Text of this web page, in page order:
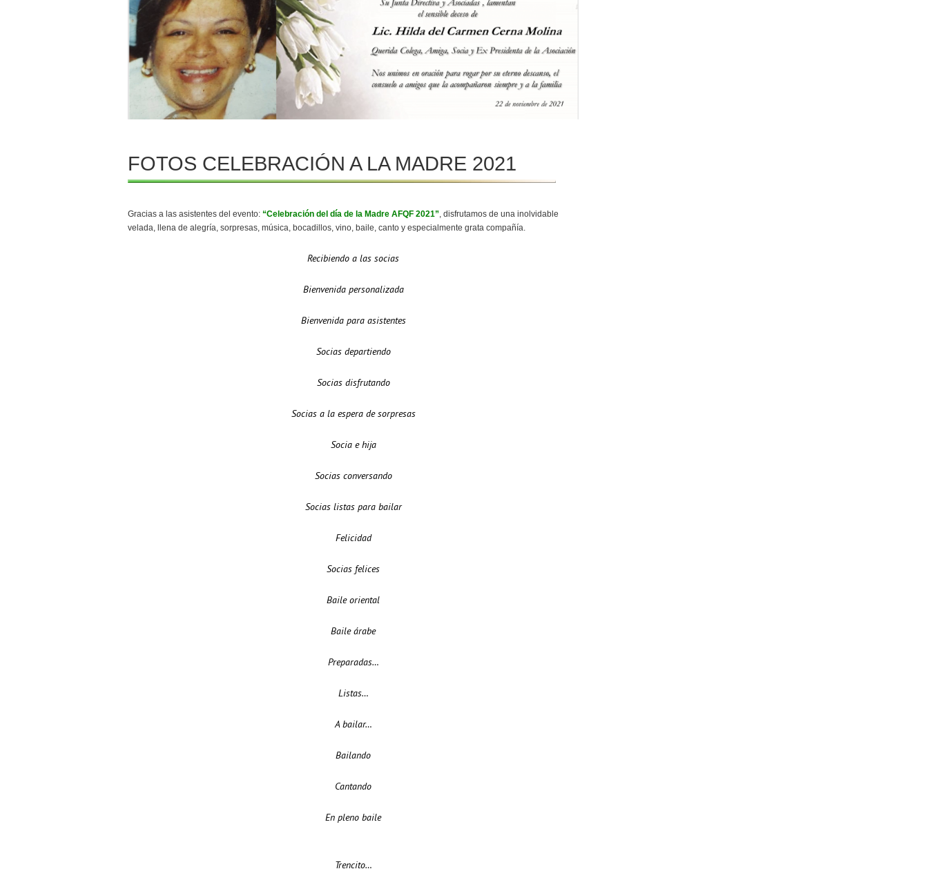
FOTOS CELEBRACIÓN A LA MADRE 2021
Gracias a las asistentes del evento: “Celebración del día de la Madre AFQF 2021”, disfrutamos de una inolvidable
velada, llena de alegría, sorpresas, música, bocadillos, vino, baile, canto y especialmente grata compañía.
Recibiendo a las socias
Bienvenida personalizada
Bienvenida para asistentes
Socias departiendo
Socias disfrutando
Socias a la espera de sorpresas
Socia e hija
Socias conversando
Socias listas para bailar
Felicidad
Socias felices
Baile oriental
Baile árabe
Preparadas…
Listas…
A bailar…
Bailando
Cantando
En pleno baile
Trencito…